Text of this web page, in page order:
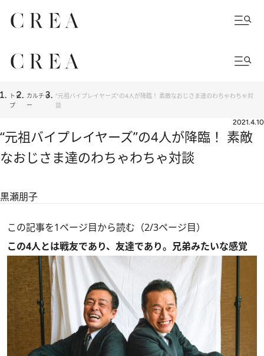
トッ
プ
カルチャ
ー
“元祖バイプレイヤーズ”の4人が降臨！ 素敵なおじさま達のわちゃわちゃ対
談
2021.4.10
“元祖バイプレイヤーズ”の4人が降臨！ 素敵
なおじさま達のわちゃわちゃ対談
黒瀬朋子
この記事を1ページ目から読む（2/3ページ目）
この4人とは戦友であり、友達であり。兄弟みたいな感覚